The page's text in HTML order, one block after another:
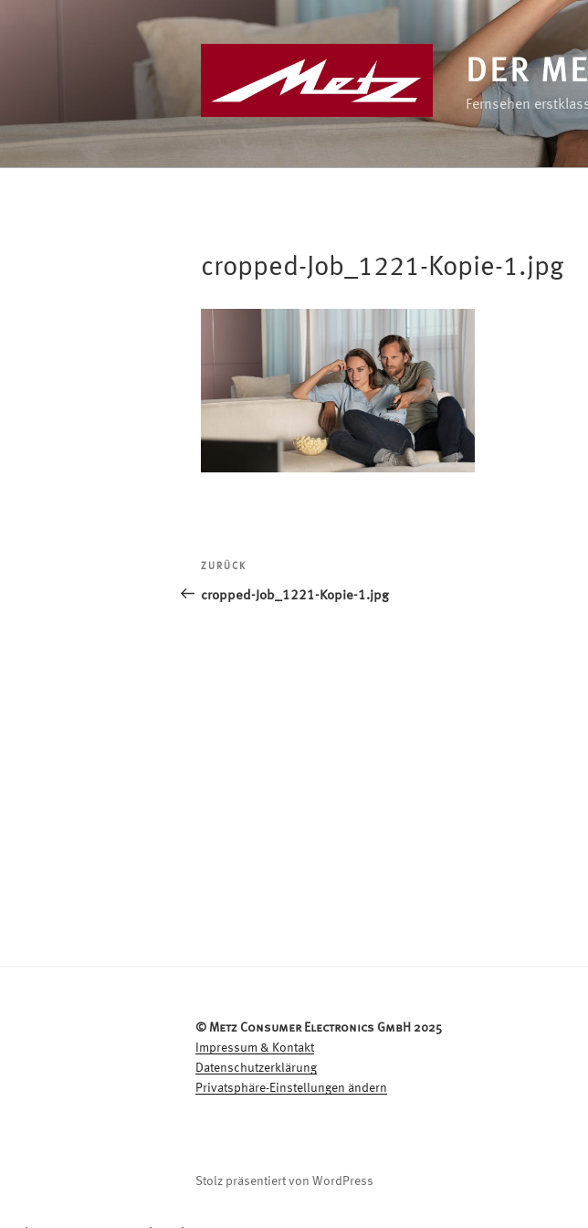
DER
Fernsehen
cropped-Job_1221-Kopie-1.jpg
Beitragsnavigation
Vorheriger
Beitrag
ZURÜCK
cropped-Job_1221-Kopie-1.jpg
© Metz Consumer Electronics GmbH 2025
Impressum & Kontakt
Datenschutzerklärung
Privatsphäre-Einstellungen ändern
Stolz präsentiert von WordPress